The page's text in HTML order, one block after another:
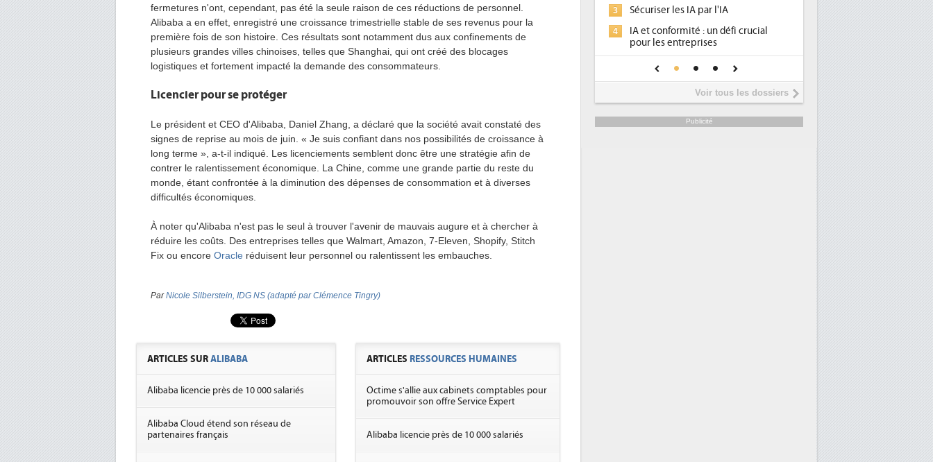
fermetures n'ont, cependant, pas été la seule raison de ces réductions de personnel.
Alibaba a en effet, enregistré une croissance trimestrielle stable de ses revenus pour la
première fois de son histoire. Ces résultats sont notamment dus aux confinements de
plusieurs grandes villes chinoises, telles que Shanghai, qui ont créé des blocages
logistiques et fortement impacté la demande des consommateurs.
Licencier pour se protéger
Le président et CEO d'Alibaba, Daniel Zhang, a déclaré que la société avait constaté des
signes de reprise au mois de juin. « Je suis confiant dans nos possibilités de croissance à
long terme », a-t-il indiqué. Les licenciements semblent donc être une stratégie afin de
contrer le ralentissement économique. La Chine, comme une grande partie du reste du
monde, étant confrontée à la diminution des dépenses de consommation et à diverses
difficultés économiques.
À noter qu'Alibaba n'est pas le seul à trouver l'avenir de mauvais augure et à chercher à
réduire les coûts. Des entreprises telles que Walmart, Amazon, 7-Eleven, Shopify, Stitch
Fix ou encore Oracle réduisent leur personnel ou ralentissent les embauches.
ParNicole Silberstein, IDG NS (adapté par Clémence Tingry)
ARTICLES SURALIBABA
Alibaba licencie près de 10 000 salariés
Alibaba Cloud étend son réseau de
partenaires français
ARTICLES RESSOURCES HUMAINES
Octime s'allie aux cabinets comptables pour
promouvoir son offre Service Expert
Alibaba licencie près de 10 000 salariés
3 Sécuriser les IA par l'IA
4
IA et conformité : un défi crucial
pour les entreprises
Une IA de confiance pour une IA
plus sûre ?
Voir tous les dossiers
Publicité